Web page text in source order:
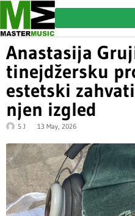
Anastasija
tinejdžersku
estetski
njen izgled
S J 13 May, 2026